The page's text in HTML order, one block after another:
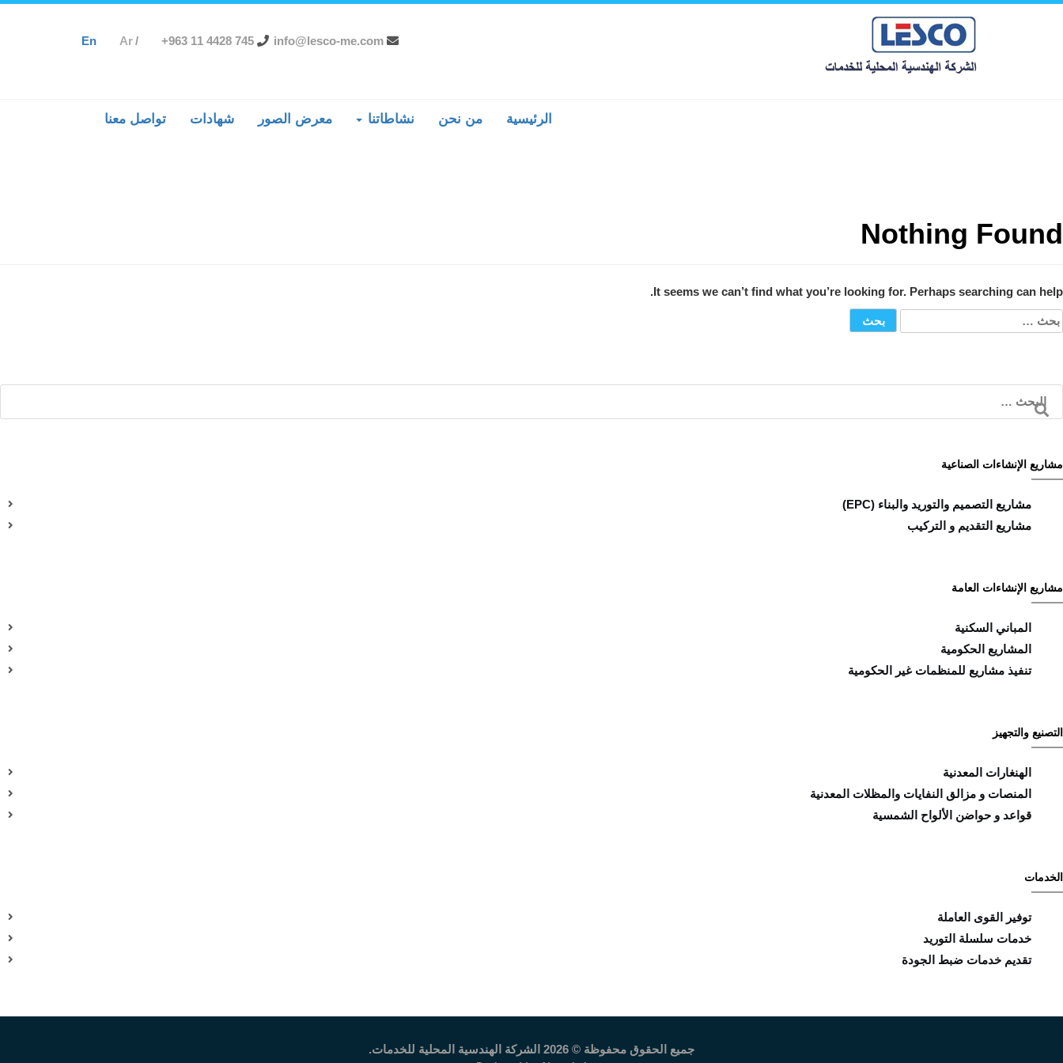
info@lesco-me.com
+963 11 4428 745
Ar
En
الرئيسية من نحن نشاطاتنا معرض الصور شهادات تواصل معنا
Nothing Found
It seems we can’t find what you’re looking for. Perhaps searching can help.
البحث
عن:
مشاريع الإنشاءات الصناعية
مشاريع التصميم والتوريد والبناء (EPC)
مشاريع التقديم و التركيب
مشاريع الإنشاءات العامة
المباني السكنية
المشاريع الحكومية
تنفيذ مشاريع للمنظمات غير الحكومية
التصنيع والتجهيز
الهنغارات المعدنية
المنصات و مزالق النفايات والمظلات المعدنية
قواعد و حواضن الألواح الشمسية
الخدمات
توفير القوى العاملة
خدمات سلسلة التوريد
تقديم خدمات ضبط الجودة
جميع الحقوق محفوظة © 2026 الشركة الهندسية المحلية للخدمات.